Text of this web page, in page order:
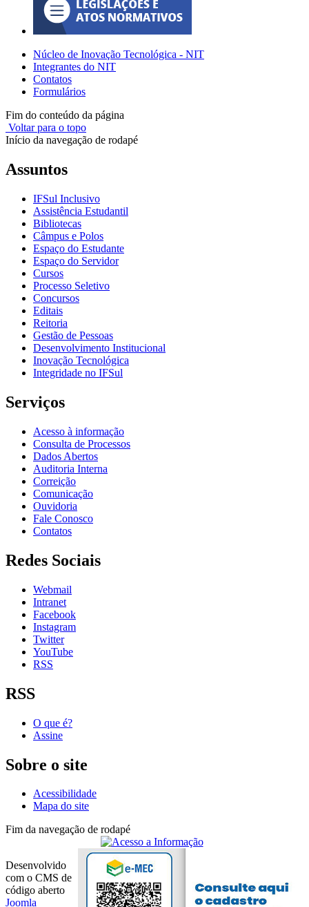
Núcleo de Inovação Tecnológica - NIT
Integrantes do NIT
Contatos
Formulários
Fim do conteúdo da página
Voltar para o topo
Início da navegação de rodapé
Assuntos
IFSul Inclusivo
Assistência Estudantil
Bibliotecas
Câmpus e Polos
Espaço do Estudante
Espaço do Servidor
Cursos
Processo Seletivo
Concursos
Editais
Reitoria
Gestão de Pessoas
Desenvolvimento Institucional
Inovação Tecnológica
Integridade no IFSul
Serviços
Acesso à informação
Consulta de Processos
Dados Abertos
Auditoria Interna
Correição
Comunicação
Ouvidoria
Fale Conosco
Contatos
Redes Sociais
Webmail
Intranet
Facebook
Instagram
Twitter
YouTube
RSS
RSS
O que é?
Assine
Sobre o site
Acessibilidade
Mapa do site
Fim da navegação de rodapé
Desenvolvido
com o CMS de
código aberto
Joomla